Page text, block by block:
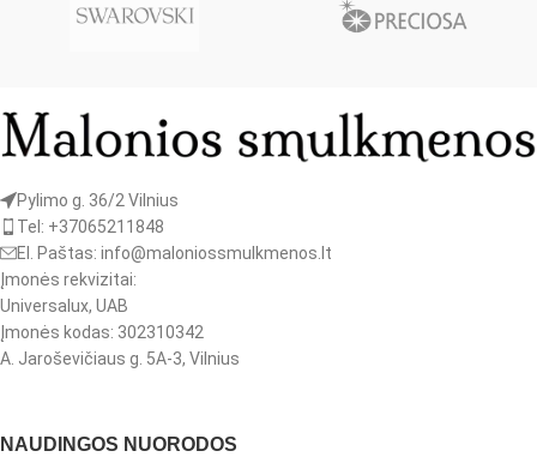
Pylimo g. 36/2 Vilnius
Tel: +37065211848
El. Paštas: info@maloniossmulkmenos.lt
Įmonės rekvizitai:
Universalux, UAB
Įmonės kodas: 302310342
A. Jaroševičiaus g. 5A-3, Vilnius
NAUDINGOS NUORODOS